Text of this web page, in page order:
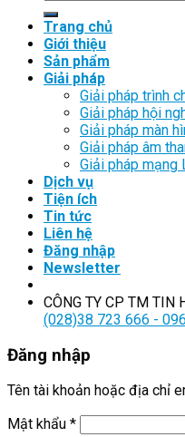
Trang chủ
Giới thiệu
Sản phẩm
Giải pháp
Giải pháp trình
Giải pháp hội
Giải pháp màn
Giải pháp âm
Giải pháp mạng
Dịch vụ
Tiện ích
Tin tức
Liên hệ
Đăng nhập
Newsletter
CÔNG TY CP TM TIN
(028)38 723 666 -
Đăng nhập
Tên tài khoản hoặc địa chỉ
Mật khẩu *